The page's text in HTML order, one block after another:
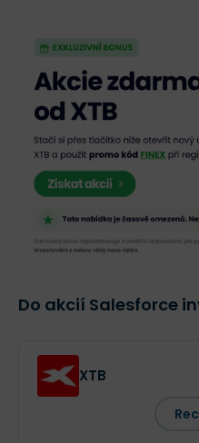
Do akcií Salesforce
XTB